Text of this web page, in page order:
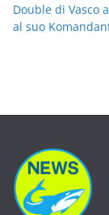
Double di Vasco
al suo